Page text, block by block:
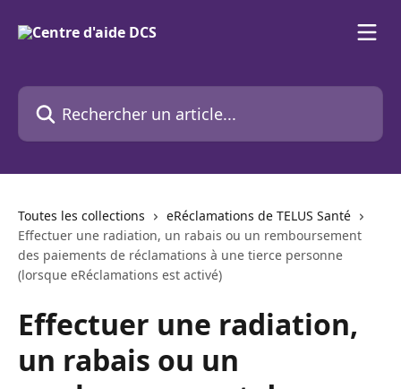
Rechercher un article...
Toutes les collections
eRéclamations de TELUS Santé
Effectuer une radiation, un rabais ou un remboursement
des paiements de réclamations à une tierce personne
(lorsque eRéclamations est activé)
Effectuer une radiation,
un rabais ou un